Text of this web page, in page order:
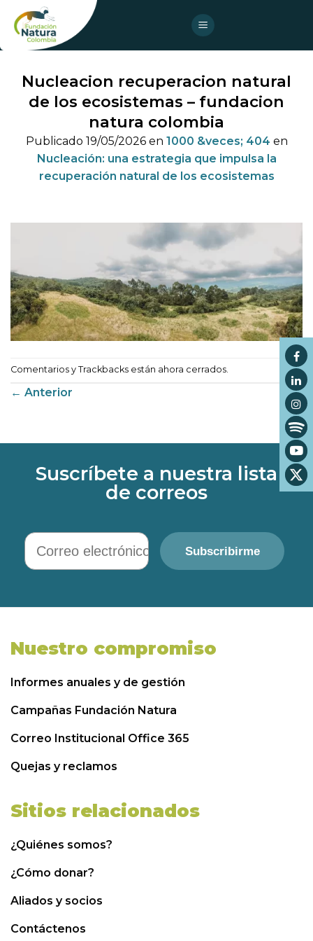
content
Nucleacion recuperacion natural
de los ecosistemas – fundacion
natura colombia
Publicado 19/05/2026en 1000 &veces; 404 en
Nucleación: una estrategia que impulsa la
recuperación natural de los ecosistemas
Comentarios y Trackbacks están ahora cerrados.
← Anterior
Suscríbete a nuestra lista
de correos
Correo electrónico
Subscribirme
Nuestro compromiso
Informes anuales y de gestión
Campañas Fundación Natura
Correo Institucional Office 365
Quejas y reclamos
Sitios relacionados
¿Quiénes somos?
¿Cómo donar?
Aliados y socios
Contáctenos